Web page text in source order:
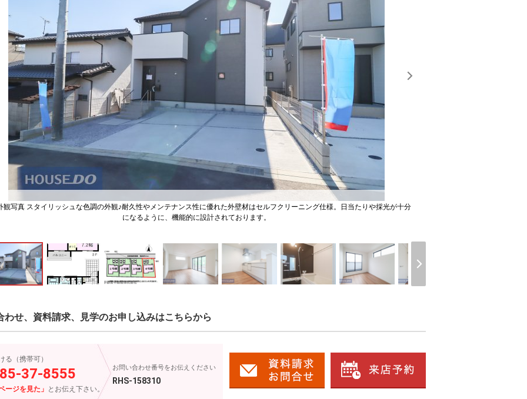
観写真 スタイリッシュな色調の外観♪耐久性やメンテナンス性に優れた外壁材はセルフクリーニング仕様。日当たりや採光が十分
になるように、機能的に設計されております。
わせ、資料請求、見学のお申し込みはこちらから
る（携帯可）
37-8555
ージを見た」 とお伝え下さい。
お問い合わせ番号をお伝えください
RHS-158310